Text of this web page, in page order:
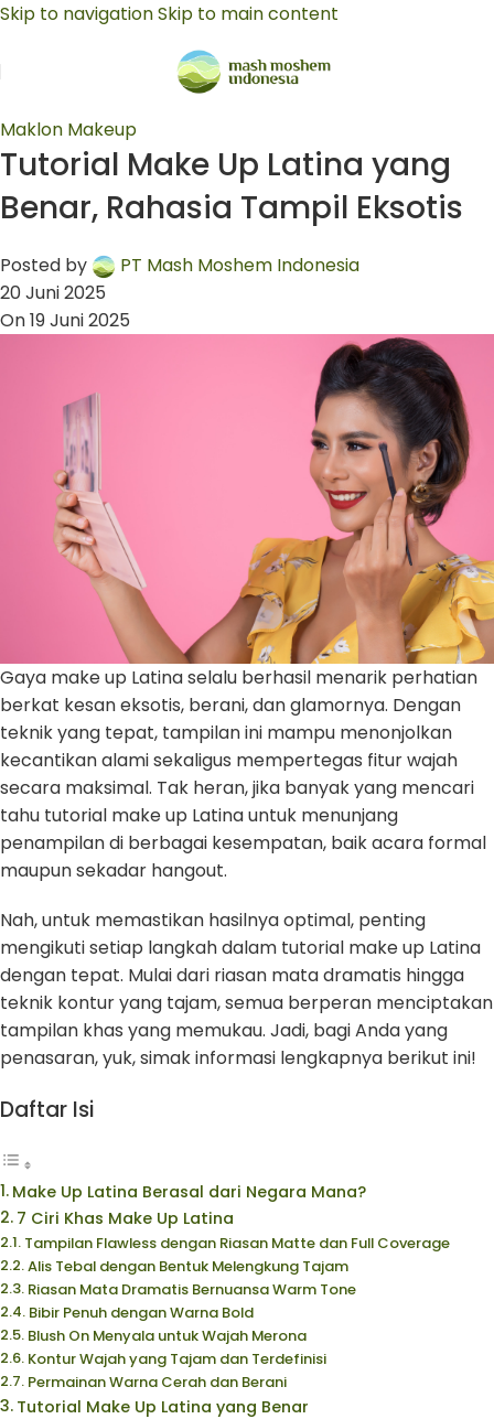
Skip to navigationSkip to main content
Maklon Makeup
Tutorial Make Up Latina yang
Benar, Rahasia Tampil Eksotis
Posted by
PT Mash Moshem Indonesia
20 Juni 2025
On 19 Juni 2025
Gaya make up Latina selalu berhasil menarik perhatian
berkat kesan eksotis, berani, dan glamornya. Dengan
teknik yang tepat, tampilan ini mampu menonjolkan
kecantikan alami sekaligus mempertegas fitur wajah
secara maksimal. Tak heran, jika banyak yang mencari
tahu tutorial make up Latina untuk menunjang
penampilan di berbagai kesempatan, baik acara formal
maupun sekadar hangout.
Nah, untuk memastikan hasilnya optimal, penting
mengikuti setiap langkah dalam tutorial make up Latina
dengan tepat. Mulai dari riasan mata dramatis hingga
teknik kontur yang tajam, semua berperan menciptakan
tampilan khas yang memukau. Jadi, bagi Anda yang
penasaran, yuk, simak informasi lengkapnya berikut ini!
Daftar Isi
Make Up Latina Berasal dari Negara Mana?
7 Ciri Khas Make Up Latina
Tampilan Flawless dengan Riasan Matte dan Full Coverage
Alis Tebal dengan Bentuk Melengkung Tajam
Riasan Mata Dramatis Bernuansa Warm Tone
Bibir Penuh dengan Warna Bold
Blush On Menyala untuk Wajah Merona
Kontur Wajah yang Tajam dan Terdefinisi
Permainan Warna Cerah dan Berani
Tutorial Make Up Latina yang Benar